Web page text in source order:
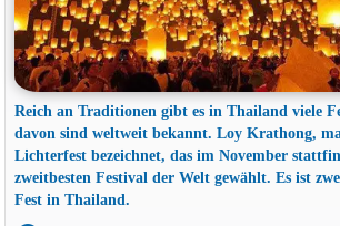
Reich an Traditionen gibt es in Thailand viele
davon sind weltweit bekannt. Loy Krathong,
Lichterfest bezeichnet, das im November
zweitbesten Festival der Welt gewählt. Es ist
Fest in Thailand.